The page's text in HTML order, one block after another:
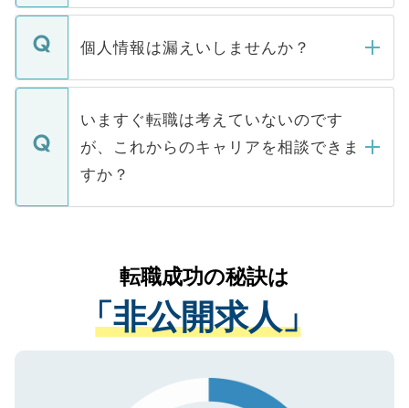
ません。
■応募殺到を避けるため 人気のある医療機
関を公にしてしまうと、応募が殺到する場
に、医療機関が求める条件に合った人材の
みを人材紹介会社に依頼するケースが増え
ています。
転職・入職を強要することは一切ありませ
ん。また、仮に応募先から内定をいただい
定を承諾する必要はありません。内定先へ
の辞退の連絡はキャリアパートナーが行い
個人情報は漏えいしませんか？
個人情報が漏えいすることはありませんの
で、ご安心ください。当サイトからの登録
などで収集したご登録者様の個人情報は、
ご本人のキャリアアップおよび転職活動の
支援を目的に使用いたします。お預かりし
ているすべての個人データはご本人の許可
は、個人情報の取り扱いについての厳密な
管理基準を満たした事業者のみに付与され
る、プライバシーマークを取得済みです。
で、機密保持に関してもご安心ください。
いますぐ転職は考えていないのです
が、これからのキャリアを相談できま
すか？
かがいして、現在の医療機関の状況や紹介
経験をまじえながら、適切なアドバイスを
させていただきます。すぐにご転職をされ
ない方には、長期的なサポートが可能です
ので、まずはご登録ください。
転職成功の秘訣は
「非公開求人」